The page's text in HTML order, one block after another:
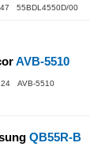
55BDL4550D/00
AVB-5510
AVB-5510
QB55R-B